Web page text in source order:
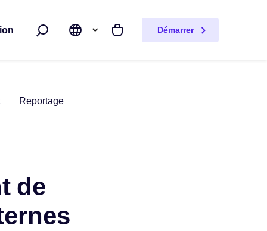
Rechercher Mon panier
Démarrer
Reportage
de